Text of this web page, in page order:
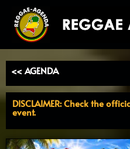
naar
inhoud
<< AGENDA
DISCLAIMER: Check the
event.